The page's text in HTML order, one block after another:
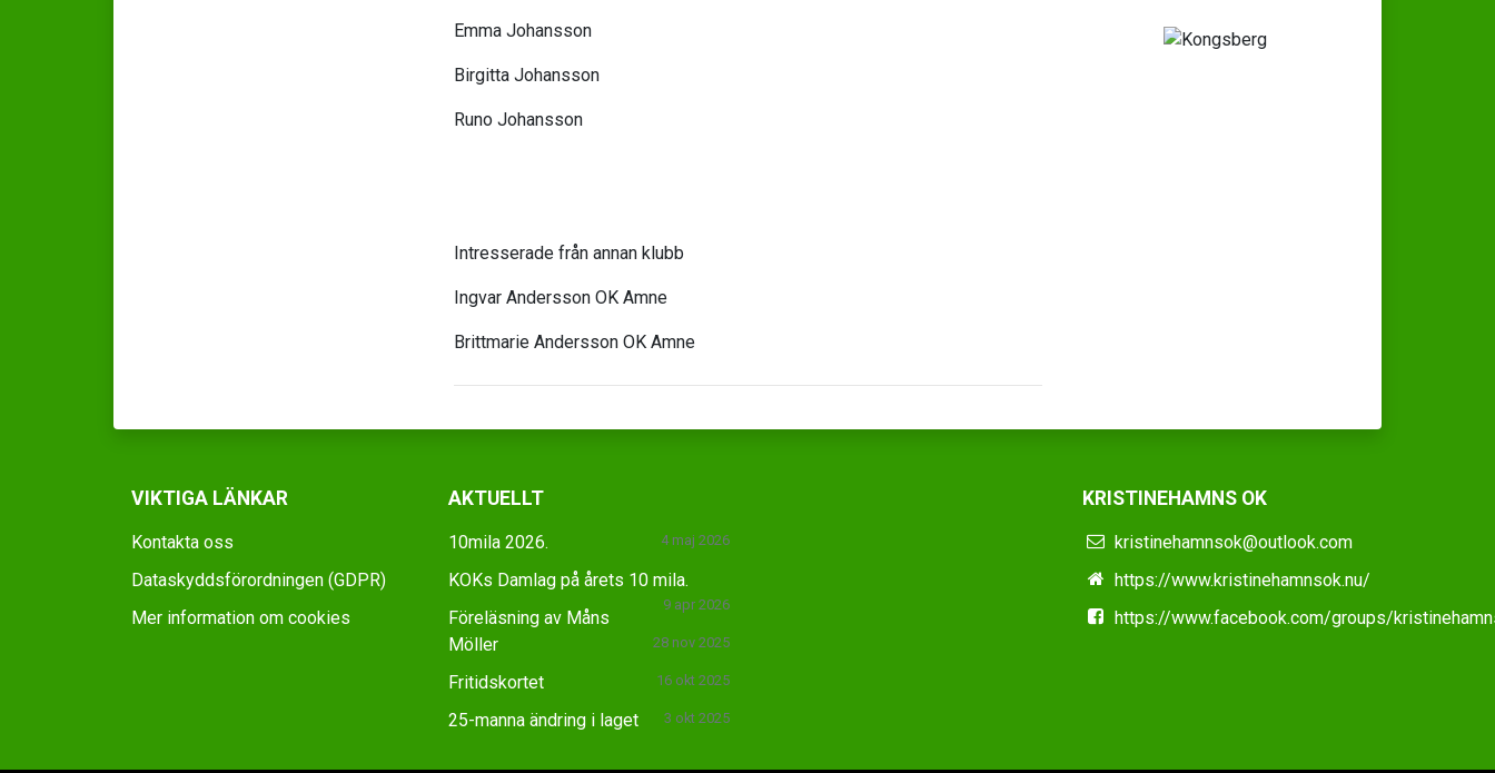
Emma Johansson
Birgitta Johansson
Runo Johansson
Intresserade från annan klubb
Ingvar Andersson OK Amne
Brittmarie Andersson OK Amne
VIKTIGA LÄNKAR
Kontakta oss
Dataskyddsförordningen (GDPR)
Mer information om cookies
AKTUELLT
10mila 2026. 4 maj 2026
KOKs Damlag på årets 10 mila.
9 apr 2026
Föreläsning av Måns
Möller
28 nov 2025
Fritidskortet 16 okt 2025
25-manna ändring i laget 3 okt 2025
KRISTINEHAMNS OK
kristinehamnsok@outlook.com
https://www.kristinehamnsok.nu/
https://www.facebook.com/groups/